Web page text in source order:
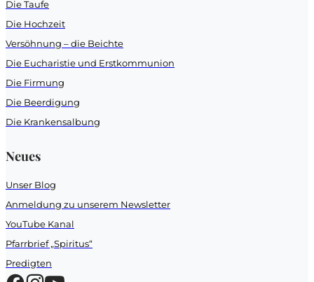
Die Taufe
Die Hochzeit
Versöhnung – die Beichte
Die Eucharistie und Erstkommunion
Die Firmung
Die Beerdigung
Die Krankensalbung
Neues
Unser Blog
Anmeldung zu unserem Newsletter
YouTube Kanal
Pfarrbrief „Spiritus“
Predigten